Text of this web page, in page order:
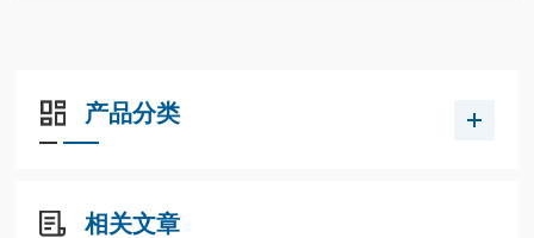
产品分类
相关文章